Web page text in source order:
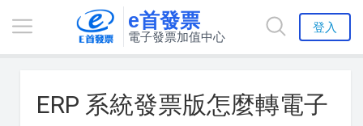
e首發票
電子發票加值中心
登入
ERP 系統發票版怎麼轉電子